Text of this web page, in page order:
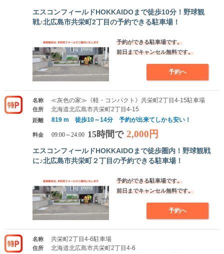
エスコンフィールドHOKKAIDOまで徒歩10分！野球観
戦♪北広島市共栄町2丁目の予約できる駐車場！
予約ができる駐車場です。
前日までキャンセル無料です。
予約へ
名称 ≪灰色の家≫《軽・コンパクト》共栄町2丁目4-15駐車場
住所 北海道北広島市共栄町2丁目4-15
距離 819 m 徒歩10～14分 予約が出来てしかも安い！
料金 09:00～24:00 15時間で 2,000円
エスコンフィールドHOKKAIDOまで徒歩圏内！野球観戦
に♪北広島市共栄町２丁目の予約できる駐車場！
予約ができる駐車場です。
前日までキャンセル無料です。
予約へ
名称 共栄町2丁目4-6駐車場
住所 北海道北広島市共栄町2丁目4-6